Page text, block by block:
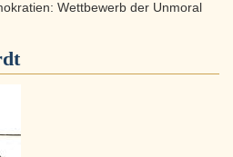
Wettbewerb der Unmoral